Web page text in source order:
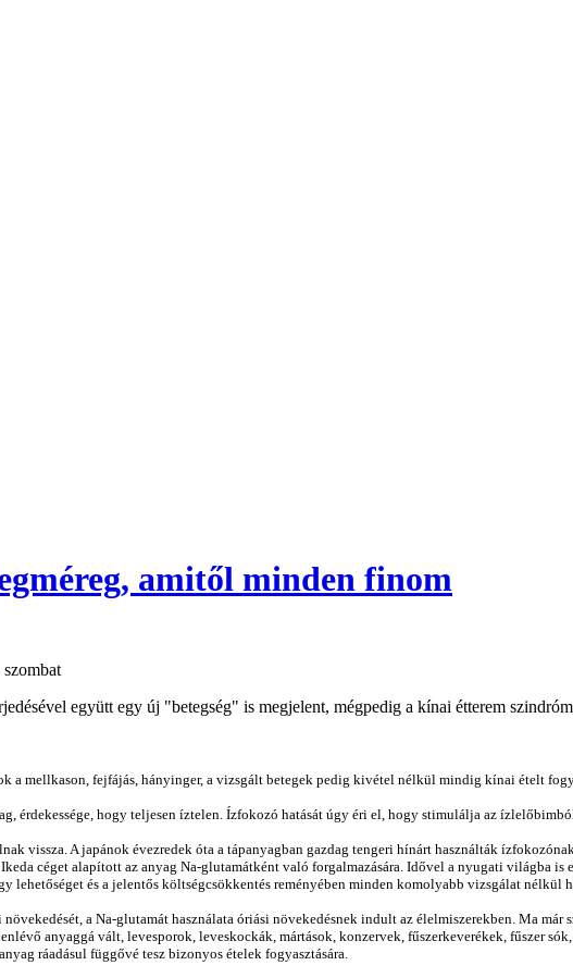
amitől minden finom
együtt egy új "betegség" is megjelent, mégpedig a kínai étterem
a mellkason, fejfájás, hányinger, a vizsgált betegek pedig kivétel nélkül mindig kínai ételt
érdekessége, hogy teljesen íztelen. Ízfokozó hatását úgy éri el, hogy stimulálja az
vissza. A japánok évezredek óta a tápanyagban gazdag tengeri hínárt használták
céget alapított az anyag Na-glutamátként való forgalmazására. Idővel a nyugati világba
lehetőséget és a jelentős költségcsökkentés reményében minden komolyabb vizsgálat nélkül
a Na-glutamát használata óriási növekedésnek indult az élelmiszerekben. Ma
anyaggá vált, levesporok, leveskockák, mártások, konzervek, fűszerkeverékek, fűszer
ráadásul függővé tesz bizonyos ételek fogyasztására.